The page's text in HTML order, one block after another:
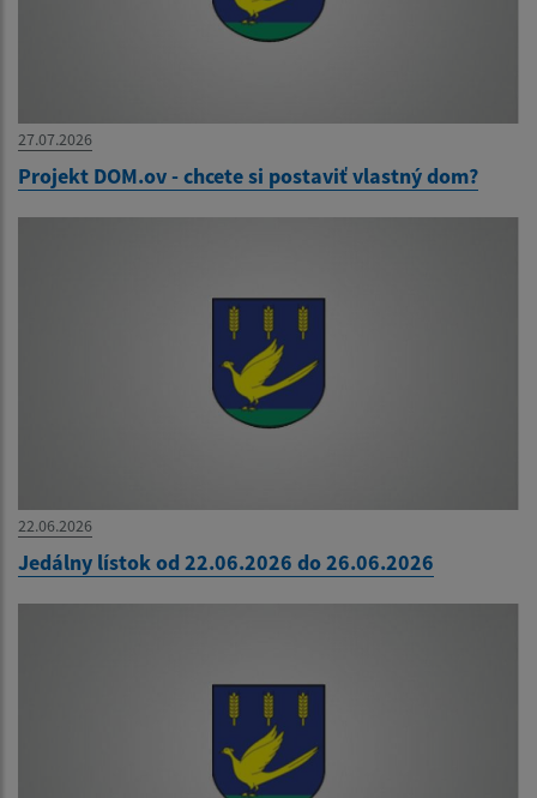
27.07.2026
Projekt DOM.ov - chcete si postaviť vlastný dom?
22.06.2026
Jedálny lístok od 22.06.2026 do 26.06.2026